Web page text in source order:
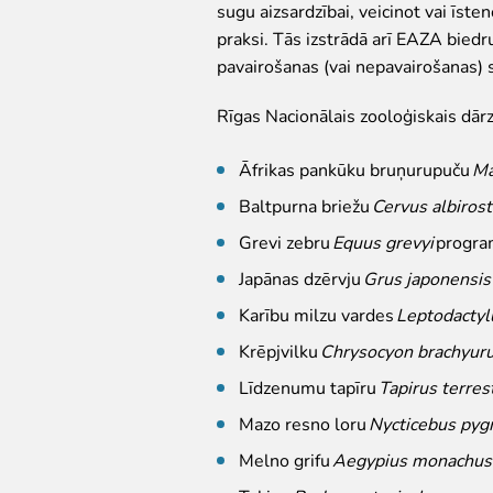
sugu aizsardzībai, veicinot vai
praksi. Tās izstrādā arī EAZA
pavairošanas (vai
Rīgas Nacionālais zooloģiskais
Āfrikas pankūku bruņurupuču
Baltpurna briežu Cervus
Grevi zebruEquus grevyi
Japānas dzērvju Grus japonensis
Karību milzu vardes
Krēpjvilku Chrysocyon
Līdzenumu tapīru Tapirus
Mazo resno loruNycticebus
Melno grifuAegypius